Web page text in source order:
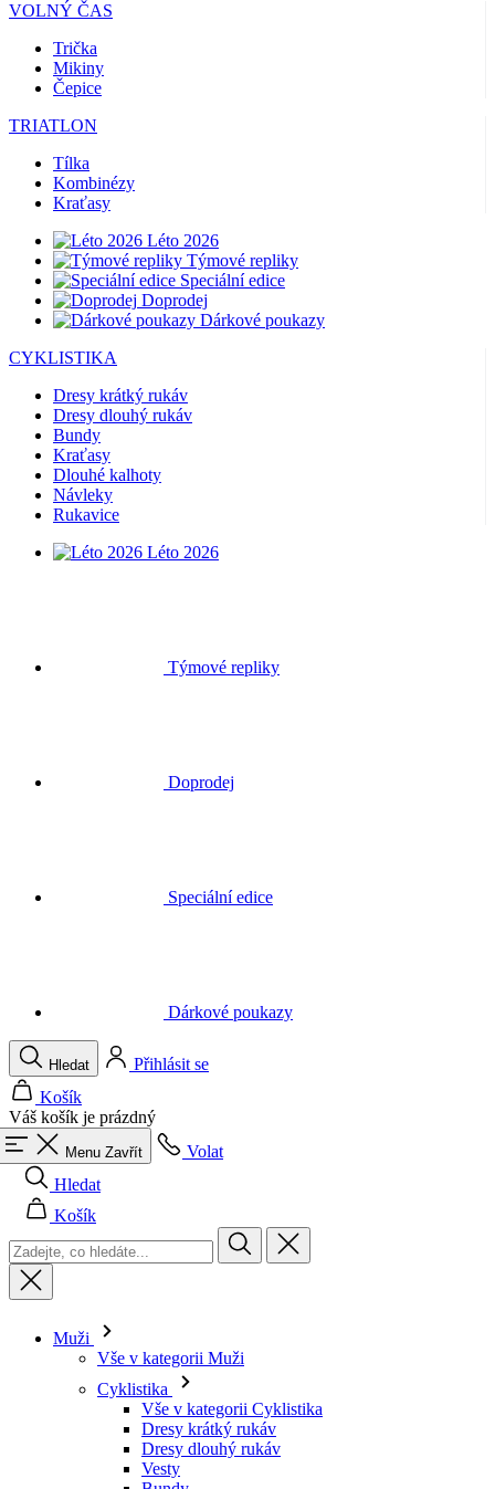
VOLNÝ ČAS
Trička
Mikiny
Čepice
TRIATLON
Tílka
Kombinézy
Kraťasy
Léto 2026
Týmové repliky
Speciální edice
Doprodej
Dárkové poukazy
CYKLISTIKA
Dresy krátký rukáv
Dresy dlouhý rukáv
Bundy
Kraťasy
Dlouhé kalhoty
Návleky
Rukavice
Léto 2026
Váš košík je prázdný
Menu Zavřít
Volat
Hledat
Košík
Muži
Vše v kategorii Muži
Dresy dlouhý rukáv
Vesty
Bundy
Kraťasy
Kombinézy
3/4 kalhoty
Dlouhé kalhoty